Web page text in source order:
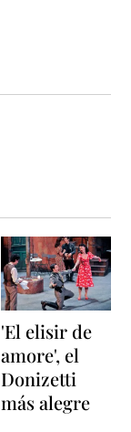
'El elisir de
amore', el
Donizetti
más alegre